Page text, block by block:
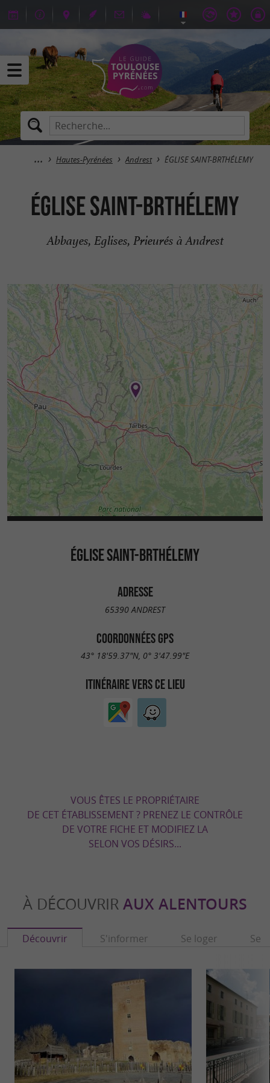
Hautes-Pyrénées Andrest ÉGLISE SAINT-BRTHÉLEMY
ÉGLISE SAINT-BRTHÉLEMY
Abbayes, Eglises, Prieurés à Andrest
ÉGLISE SAINT-BRTHÉLEMY
ADRESSE
65390 ANDREST
COORDONNÉES GPS
43° 18'59.37"N, 0° 3'47.99"E
ITINÉRAIRE VERS CE LIEU
VOUS ÊTES LE PROPRIÉTAIRE
DE CET ÉTABLISSEMENT ? PRENEZ LE CONTRÔLE
DE VOTRE FICHE ET MODIFIEZ LA
SELON VOS DÉSIRS...
À DÉCOUVRIR AUX ALENTOURS
Découvrir S'informer Se loger Se